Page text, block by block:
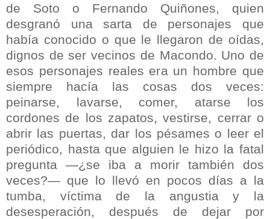
de Soto o Fernando Quiñones, quien
desgranó una sarta de personajes que
había conocido o que le llegaron de oídas,
dignos de ser vecinos de Macondo. Uno de
esos personajes reales era un hombre que
siempre hacía las cosas dos veces:
peinarse, lavarse, comer, atarse los
cordones de los zapatos, vestirse, cerrar o
abrir las puertas, dar los pésames o leer el
periódico, hasta que alguien le hizo la fatal
pregunta —¿se iba a morir también dos
veces?— que lo llevó en pocos días a la
tumba, víctima de la angustia y la
desesperación, después de dejar por